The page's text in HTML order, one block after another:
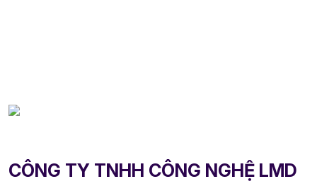
CÔNG TY TNHH CÔNG NGHỆ LMD